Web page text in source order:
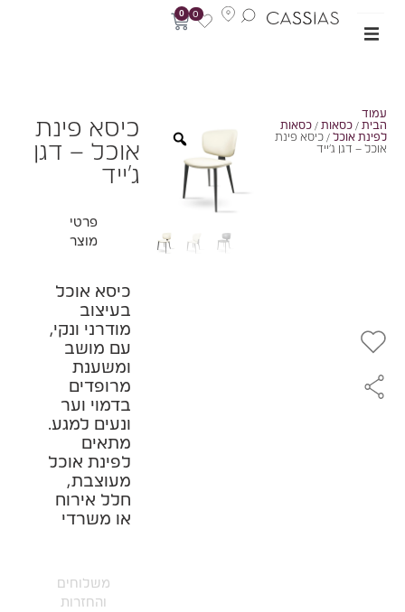
0
/כסאות/כסאות
אוכל/ כיסא פינת
– דגן ג'ייד
כיסא פינת
אוכל – דגן
ג'ייד
פרטי
מוצר
משלוחים
והחזרות
כיסא אוכל
בעיצוב
מודרני ונקי,
עם מושב
ומשענת
מרופדים
בדמוי וער
ונעים למגע.
מתאים
לפינת אוכל
מעוצבת,
חלל אירוח
או משרדי